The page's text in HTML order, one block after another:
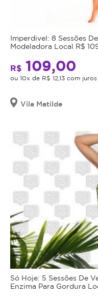
Imperdivel: 8 Sessões
Modeladora Local R$
R$ 109,00
ou 10x de R$ 12,13 com juros
Vila Matilde
Só Hoje: 5 Sessões De
Enzima Para Gordura